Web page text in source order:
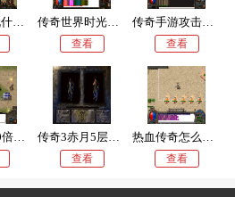
传奇手游玩什么职业的人多些 传奇世界时光区禁地都爆什么
查看
传奇手游攻击变速怎么弄
查看
传奇霸主30倍地图爆什么装备 传奇3赤月5层进不去
查看
热血传奇怎么爆玩家装备的
查看